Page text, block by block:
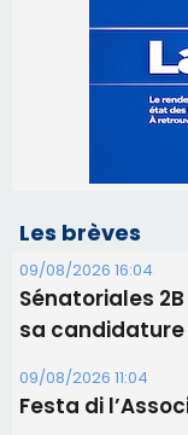
09/08/2026 16:04
Sénatoriales
sa candidature
Festa di
06/08/2026 15:57
Ucciani –
11 août
06/08/2026 15:25
Corte –
projection